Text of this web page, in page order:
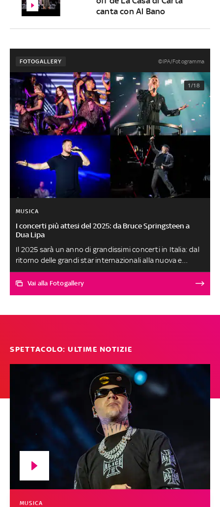
canta con Al Bano
FOTOGALLERY ©IPA/Fotogramma
1/18
MUSICA
I concerti più attesi del 2025: da Bruce Springsteen a
Dua Lipa
Il 2025 sarà un anno di grandissimi concerti in Italia: dal
ritorno delle grandi star internazionali alla nuova e
attesissima tournée di Cesare Cremonini, ecco gli show
più imperdibili
Vai alla Fotogallery
SPETTACOLO: ULTIME NOTIZIE
MUSICA